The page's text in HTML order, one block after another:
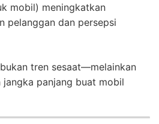
mobil) meningkatkan
pelanggan dan persepsi
tren sesaat—melainkan
panjang buat mobil